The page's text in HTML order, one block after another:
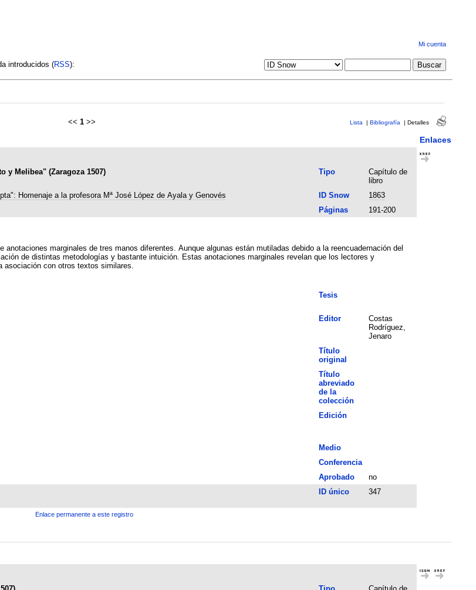
Mi cuenta
introducidos (RSS):
<< 1 >> Lista | Bibliografía | Detalles
Enlaces
y Melibea" (Zaragoza 1507) Tipo
Capítulo de
libro
Homenaje a la profesora Mª José López de Ayala y Genovés ID Snow
1863
Páginas
191-200
marginales de tres manos diferentes. Aunque algunas están mutiladas debido a la reencuadernación del
de distintas metodologías y bastante intuición. Estas anotaciones marginales revelan que los lectores y
con otros textos similares.
Tesis
Editor
Costas
Rodríguez,
Jenaro
Título
original
Título
abreviado
de la
colección
Edición
Medio
Conferencia
Aprobado
no
ID único 347
Enlace permanente a este registro